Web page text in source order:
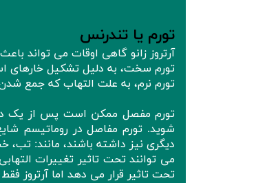
تورم یا تندرنس
آرتروز زانو گاهی اوقات می تواند
تورم سخت، به دلیل تشکیل خارهای
تورم نرم، به علت التهاب که جمع
تورم مفصل ممکن است پس از یک
شوید. تورم مفاصل در روماتیسم
دیگری نیز داشته باشند، مانند:
می توانند تحت تاثیر تغییرات
تحت تاثیر قرار می دهد اما آرتروز